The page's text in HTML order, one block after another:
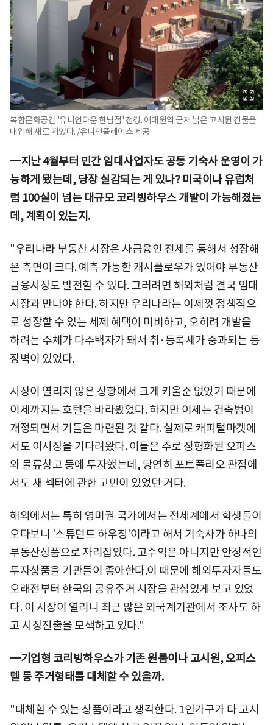
복합문화공간 '유니언타운 한남점' 전경. 이태원역 근처 낡은 고시원 건물을
매입해 새로 지었다. /유니언플레이스 제공
━지난 4월부터 민간 임대사업자도 공동 기숙사 운영이 가
능하게 됐는데, 당장 실감되는 게 있나? 미국이나 유럽처
럼 100실이 넘는 대규모 코리빙하우스 개발이 가능해졌는
데, 계획이 있는지.
"우리나라 부동산 시장은 사금융인 전세를 통해서 성장해
온 측면이 크다. 예측 가능한 캐시플로우가 있어야 부동산
금융시장도 발전할 수 있다. 그러려면 해외처럼 결국 임대
시장과 만나야 한다. 하지만 우리나라는 이제껏 정책적으
로 성장할 수 있는 세제 혜택이 미비하고, 오히려 개발을
하려는 주체가 다주택자가 돼서 취·등록세가 중과되는 등
장벽이 있었다.
시장이 열리지 않은 상황에서 크게 키울순 없었기 때문에
이제까지는 호텔을 바라봤었다. 하지만 이제는 건축법이
개정되면서 기틀은 마련된 것 같다. 실제로 캐피털마켓에
서도 이시장을 기다려왔다. 이들은 주로 정형화된 오피스
와 물류창고 등에 투자했는데, 당연히 포트폴리오 관점에
서도 새 섹터에 관한 고민이 있었던 거다.
해외에서는 특히 영미권 국가에서는 전세계에서 학생들이
오다보니 '스튜던트 하우징'이라고 해서 기숙사가 하나의
부동산상품으로 자리잡았다. 고수익은 아니지만 안정적인
투자상품을 기관들이 좋아한다.이 때문에 해외투자자들도
오래전부터 한국의 공유주거 시장을 관심있게 보고 있었
다. 이 시장이 열리니 최근 많은 외국계기관에서 조사도 하
고 시장진출을 모색하고 있다."
━기업형 코리빙하우스가 기존 원룸이나 고시원, 오피스
텔 등 주거형태를 대체할 수 있을까.
"대체할 수 있는 상품이라고 생각한다. 1인가구가 다 고시